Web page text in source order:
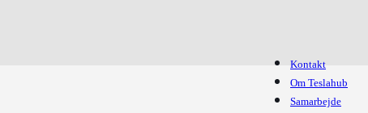
Kontakt
Om Teslahub
Samarbejde